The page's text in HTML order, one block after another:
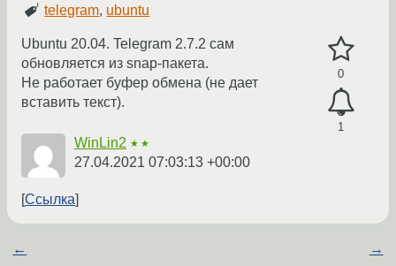
telegram, ubuntu
0
1
Ubuntu 20.04. Telegram 2.7.2 сам
обновляется из snap-пакета.
Не работает буфер обмена (не дает
вставить текст).
WinLin2 ★★
27.04.2021 07:03:13 +00:00
Ссылка
← →